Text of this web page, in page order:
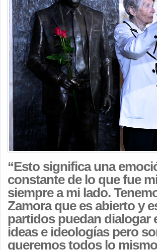
“Esto significa una
constante de lo que fue
siempre a mi lado.
Zamora que es abierto y
partidos puedan dialogar
ideas e ideologías pero
queremos todos lo